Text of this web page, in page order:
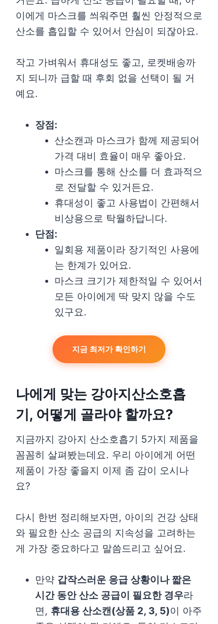
이에게 마스크를 씌워주면 훨씬 안정적으로
산소를 흡입할 수 있어서 안심이 되잖아요.
작고 가벼워서 휴대성도 좋고, 로켓배송까
지 되니까 급할 때 후회 없을 선택이 될 거
예요.
장점:
산소캔과 마스크가 함께 제공되어
가격 대비 효율이 매우 좋아요.
마스크를 통해 산소를 더 효과적으
로 전달할 수 있거든요.
휴대성이 좋고 사용법이 간편해서
비상용으로 탁월하답니다.
단점:
일회용 제품이라 장기적인 사용에
는 한계가 있어요.
마스크 크기가 제한적일 수 있어서
모든 아이에게 딱 맞지 않을 수도
있구요.
지금 최저가 확인하기
나에게 맞는 강아지산소호흡
기, 어떻게 골라야 할까요?
지금까지 강아지 산소호흡기 5가지 제품을
꼼꼼히 살펴봤는데요. 우리 아이에게 어떤
제품이 가장 좋을지 이제 좀 감이 오시나
요?
다시 한번 정리해보자면, 아이의 건강 상태
와 필요한 산소 공급의 지속성을 고려하는
게 가장 중요하다고 말씀드리고 싶어요.
만약 갑작스러운 응급 상황이나 짧은
시간 동안 산소 공급이 필요한 경우라
면, 휴대용 산소캔(상품 2, 3, 5)이 아주